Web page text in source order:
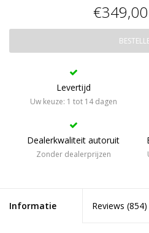
€349,00
Levertijd
Uw keuze: 1 tot 14 dagen
Dealerkwaliteit autoruit
Zonder dealerprijzen
Informatie Reviews (854)